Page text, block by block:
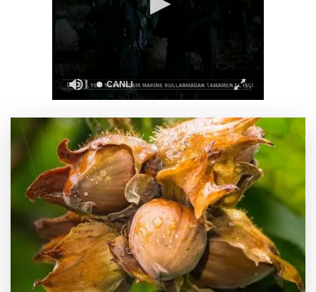
Türkiye ile Vietnam arasında 'hava'da yeni
dönem... Sefer kapasitesi artırıldı
Görevden uzaklaştırılan Utku Caner Çaykara
hakkında tahliye kararı